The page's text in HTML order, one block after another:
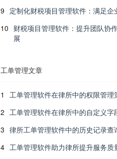
9 定制化财税项目管理软件：满足企
10 财税项目管理软件：提升团队协
展
工单管理文章
1
工单管理软件在律所中的权限管理
2 工单管理软件在律所中的自定义字
3 律所工单管理软件中的历史记录查
4 工单管理软件助力律所提升服务质